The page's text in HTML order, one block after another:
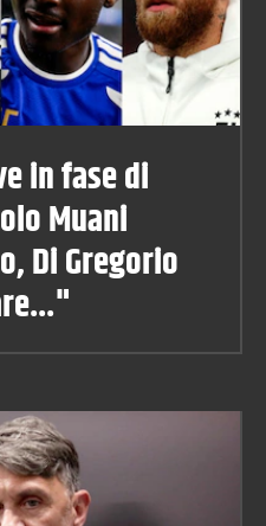
in fase di
Muani
Di Gregorio